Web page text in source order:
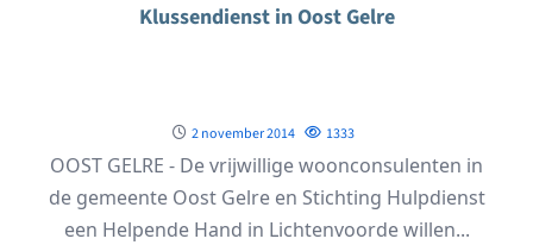
Klussendienst in Oost Gelre
2 november 2014 1333
OOST GELRE - De vrijwillige woonconsulenten in
de gemeente Oost Gelre en Stichting Hulpdienst
een Helpende Hand in Lichtenvoorde willen...